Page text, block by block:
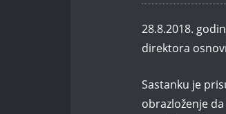
28.8.2018.
direktora
Sastanku je
obrazloženje